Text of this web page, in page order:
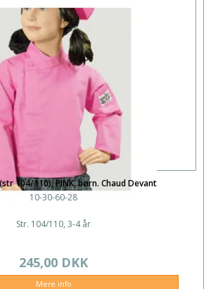
104/110), PINK, børn. Chaud Devant
10-30-60-28
Str. 104/110, 3-4 år
245,00 DKK
Mere info